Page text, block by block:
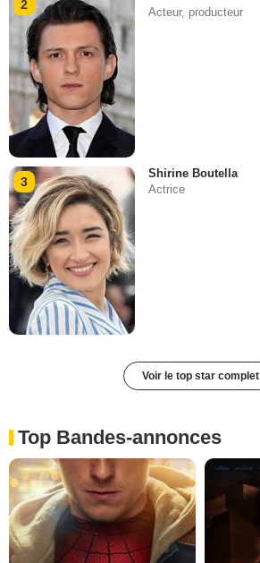
2
Acteur, producteur
3
Shirine Boutella
Actrice
Voir le top star complet
Top Bandes-annonces